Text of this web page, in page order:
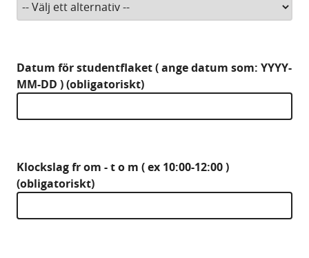
Datum för studentflaket ( ange datum som: YYYY-
MM-DD ) (obligatoriskt)
Klockslag fr om - t o m ( ex 10:00-12:00 )
(obligatoriskt)